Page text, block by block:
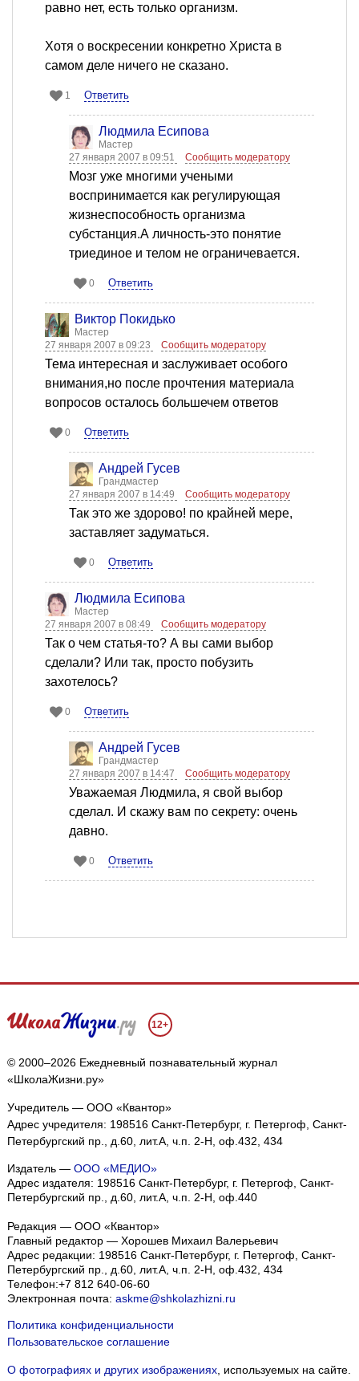
равно нет, есть только организм.
Хотя о воскресении конкретно Христа в
самом деле ничего не сказано.
1 Ответить
Людмила Есипова
Мастер
27 января 2007 в 09:51
Сообщить модератору
Мозг уже многими учеными
воспринимается как регулирующая
жизнеспособность организма
субстанция.А личность-это понятие
триединое и телом не ограничевается.
0 Ответить
Виктор Покидько
Мастер
27 января 2007 в 09:23
Сообщить модератору
Тема интересная и заслуживает особого
внимания,но после прочтения материала
вопросов осталось большечем ответов
0 Ответить
Андрей Гусев
Грандмастер
27 января 2007 в 14:49
Сообщить модератору
Так это же здорово! по крайней мере,
заставляет задуматься.
0 Ответить
Людмила Есипова
Мастер
27 января 2007 в 08:49
Сообщить модератору
Так о чем статья-то? А вы сами выбор
сделали? Или так, просто побузить
захотелось?
0 Ответить
Андрей Гусев
Грандмастер
27 января 2007 в 14:47
Сообщить модератору
Уважаемая Людмила, я свой выбор
сделал. И скажу вам по секрету: очень
давно.
0 Ответить
12+
© 2000–2026 Ежедневный познавательный журнал
«ШколаЖизни.ру»
Учредитель — ООО «Квантор»
Адрес учредителя: 198516 Санкт-Петербург, г. Петергоф, Санкт-
Петербургский пр., д.60, лит.А, ч.п. 2-Н, оф.432, 434
Издатель — ООО «МЕДИО»
Адрес издателя: 198516 Санкт-Петербург, г. Петергоф, Санкт-
Петербургский пр., д.60, лит.А, ч.п. 2-Н, оф.440
Редакция — ООО «Квантор»
Главный редактор — Хорошев Михаил Валерьевич
Адрес редакции: 198516 Санкт-Петербург, г. Петергоф, Санкт-
Петербургский пр., д.60, лит.А, ч.п. 2-Н, оф.432, 434
Телефон:+7 812 640-06-60
Электронная почта: askme@shkolazhizni.ru
Политика конфиденциальности
Пользовательское соглашение
О фотографиях и других изображениях, используемых на сайте.